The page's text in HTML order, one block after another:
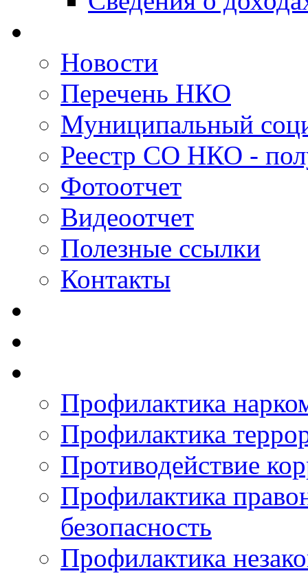
Новости
Перечень НКО
Муниципальный
Реестр СО НКО -
Фотоотчет
Видеоотчет
Полезные ссылки
Контакты
Профилактика
Профилактика
Противодействие
Профилактика
безопасность
Профилактика